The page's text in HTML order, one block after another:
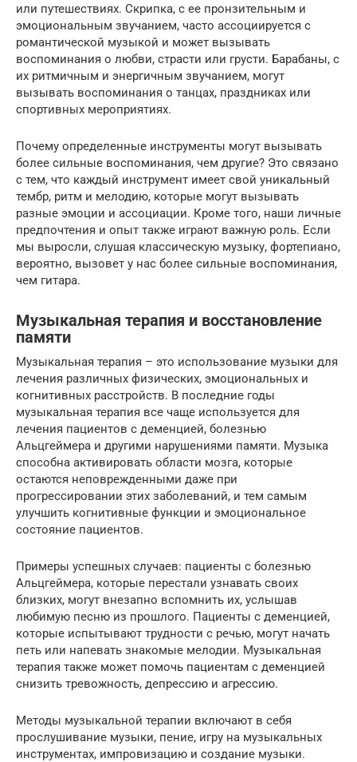
или путешествиях. Скрипка, с ее пронзительным и
эмоциональным звучанием, часто ассоциируется с
романтической музыкой и может вызывать
воспоминания о любви, страсти или грусти. Барабаны, с
их ритмичным и энергичным звучанием, могут
вызывать воспоминания о танцах, праздниках или
спортивных мероприятиях.
Почему определенные инструменты могут вызывать
более сильные воспоминания, чем другие? Это связано
с тем, что каждый инструмент имеет свой уникальный
тембр, ритм и мелодию, которые могут вызывать
разные эмоции и ассоциации. Кроме того, наши личные
предпочтения и опыт также играют важную роль. Если
мы выросли, слушая классическую музыку, фортепиано,
вероятно, вызовет у нас более сильные воспоминания,
чем гитара.
Музыкальная терапия и восстановление
памяти
Музыкальная терапия – это использование музыки для
лечения различных физических, эмоциональных и
когнитивных расстройств. В последние годы
музыкальная терапия все чаще используется для
лечения пациентов с деменцией, болезнью
Альцгеймера и другими нарушениями памяти. Музыка
способна активировать области мозга, которые
остаются неповрежденными даже при
прогрессировании этих заболеваний, и тем самым
улучшить когнитивные функции и эмоциональное
состояние пациентов.
Примеры успешных случаев: пациенты с болезнью
Альцгеймера, которые перестали узнавать своих
близких, могут внезапно вспомнить их, услышав
любимую песню из прошлого. Пациенты с деменцией,
которые испытывают трудности с речью, могут начать
петь или напевать знакомые мелодии. Музыкальная
терапия также может помочь пациентам с деменцией
снизить тревожность, депрессию и агрессию.
Методы музыкальной терапии включают в себя
прослушивание музыки, пение, игру на музыкальных
инструментах, импровизацию и создание музыки.